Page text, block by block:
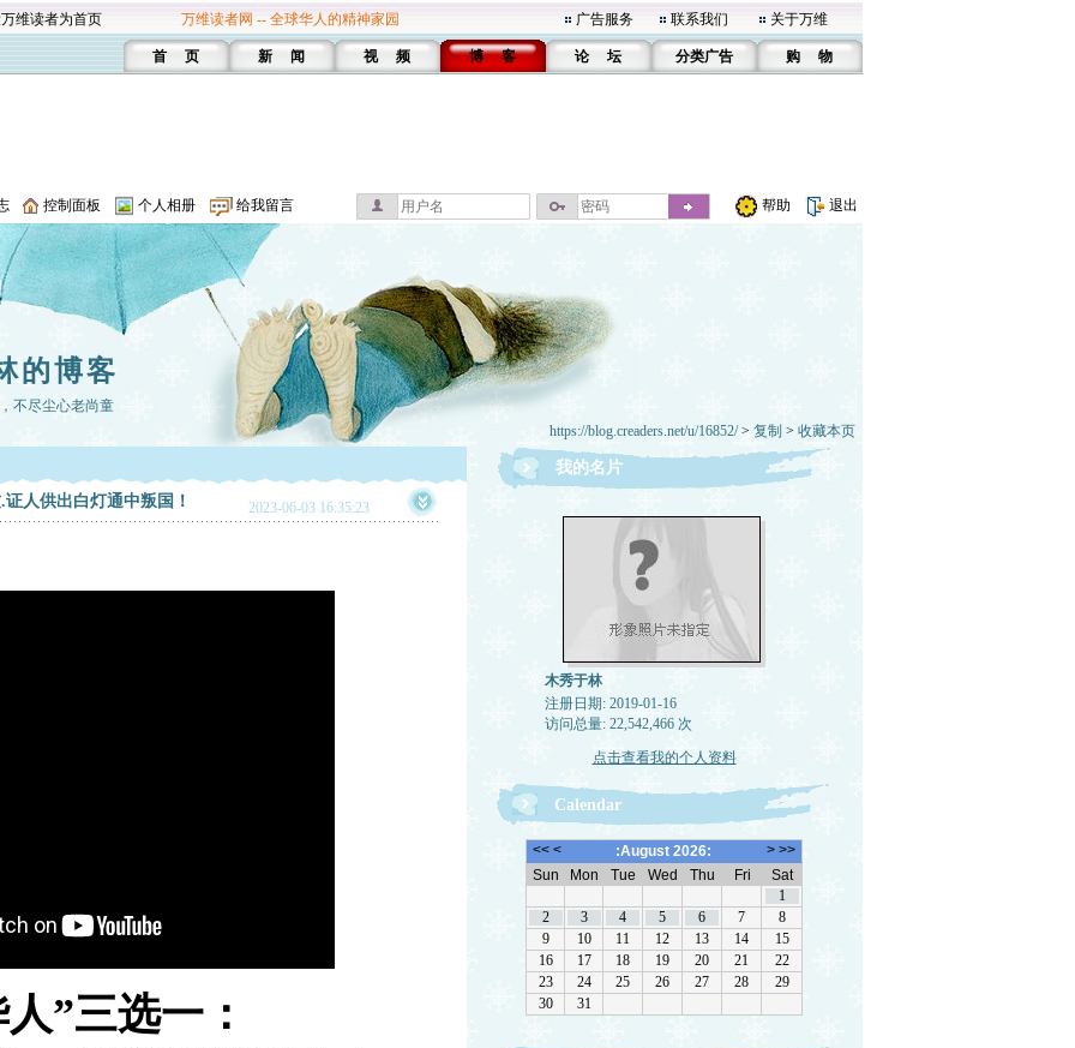
维读者为首页 万维读者网 -- 全球华人的精神家园 广告服务 联系我们 关于万维
首 页 新 闻 视 频 博 客 论 坛 分类广告 购 物
控制面板 个人相册 给我留言 帮助 退出
的博客
不尽尘心老尚童
https://blog.creaders.net/u/16852/> 复制 > 收藏本页
人供出白灯通中叛国！ 2023-06-03 16:35:23
”三选一：
我的名片
木秀于林
注册日期: 2019-01-16
访问总量: 22,542,466 次
点击查看我的个人资料
Calendar